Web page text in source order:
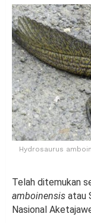
Hydrosaurus
Telah ditemukan
amboinensis atau
Nasional